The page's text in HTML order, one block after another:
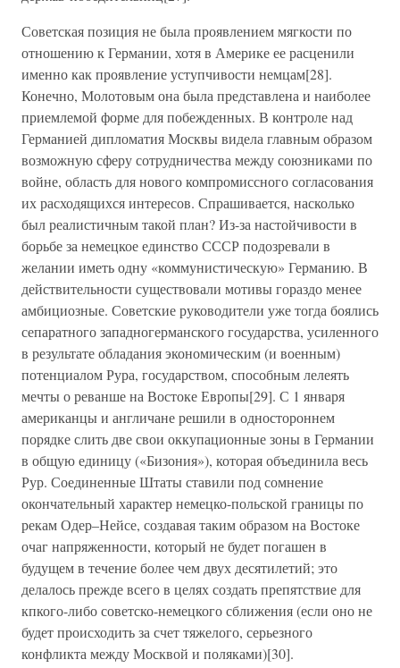
Советская позиция не была проявлением мягкости по
отношению к Германии, хотя в Америке ее расценили
именно как проявление уступчивости немцам[28].
Конечно, Молотовым она была представлена и наиболее
приемлемой форме для побежденных. В контроле над
Германией дипломатия Москвы видела главным образом
возможную сферу сотрудничества между союзниками по
войне, область для нового компромиссного согласования
их расходящихся интересов. Спрашивается, насколько
был реалистичным такой план? Из-за настойчивости в
борьбе за немецкое единство СССР подозревали в
желании иметь одну «коммунистическую» Германию. В
действительности существовали мотивы гораздо менее
амбициозные. Советские руководители уже тогда боялись
сепаратного западногерманского государства, усиленного
в результате обладания экономическим (и военным)
потенциалом Рура, государством, способным лелеять
мечты о реванше на Востоке Европы[29]. С 1 января
американцы и англичане решили в одностороннем
порядке слить две свои оккупационные зоны в Германии
в общую единицу («Бизония»), которая объединила весь
Рур. Соединенные Штаты ставили под сомнение
окончательный характер немецко-польской границы по
рекам Одер–Нейсе, создавая таким образом на Востоке
очаг напряженности, который не будет погашен в
будущем в течение более чем двух десятилетий; это
делалось прежде всего в целях создать препятствие для
кпкого-либо советско-немецкого сближения (если оно не
будет происходить за счет тяжелого, серьезного
конфликта между Москвой и поляками)[30].